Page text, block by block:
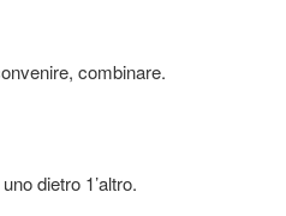
combinare.
dietro 1’altro.